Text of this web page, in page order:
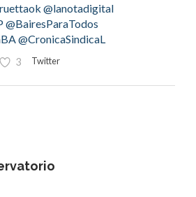
@lanotadigital
@BairesParaTodos
@CronicaSindicaL
3 Twitter
#BCRA